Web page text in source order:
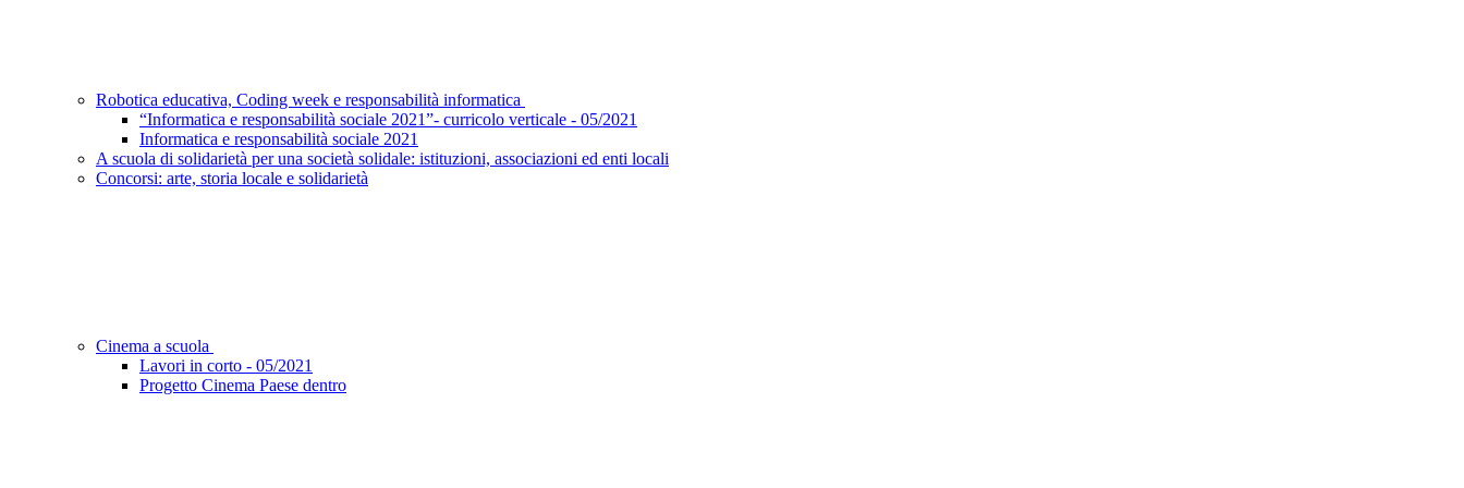
Robotica educativa, Coding week e responsabilità informatica
“Informatica e responsabilità sociale 2021”- curricolo verticale - 05/2021
Informatica e responsabilità sociale 2021
A scuola di solidarietà per una società solidale: istituzioni, associazioni ed enti locali
Concorsi: arte, storia locale e solidarietà
Cinema a scuola
Lavori in corto - 05/2021
Progetto Cinema Paese dentro